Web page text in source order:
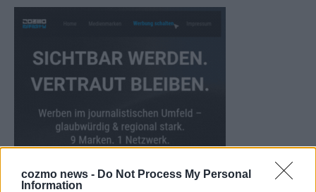
cozmo news - Do Not Process My Personal
Information